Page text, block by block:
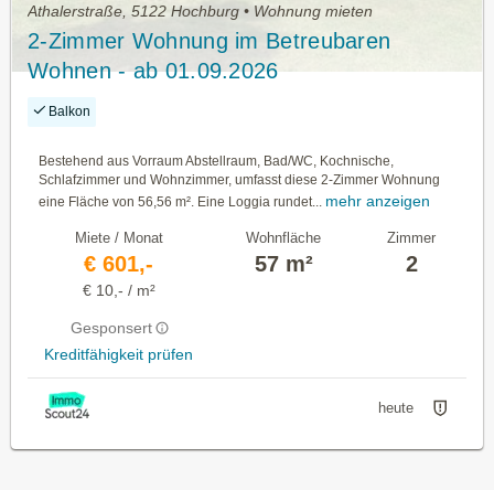
Athalerstraße, 5122 Hochburg • Wohnung mieten
2-Zimmer Wohnung im Betreubaren
Wohnen - ab 01.09.2026
Balkon
Bestehend aus Vorraum Abstellraum, Bad/WC, Kochnische,
Schlafzimmer und Wohnzimmer, umfasst diese 2-Zimmer Wohnung
eine Fläche von 56,56 m². Eine Loggia rundet...
mehr anzeigen
Miete / Monat
€ 601,-
€ 10,- / m²
Gesponsert
Kreditfähigkeit prüfen
Wohnfläche
57 m²
Zimmer
2
heute